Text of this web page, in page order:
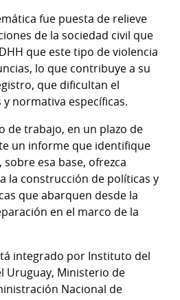
fue puesta de relieve
de la sociedad civil que
que este tipo de violencia
lo que contribuye a su
que dificultan el
normativa específicas.
de trabajo, en un plazo de
un informe que identifique
esa base, ofrezca
la construcción de políticas y
que abarquen desde la
en el marco de la
integrado por Instituto del
Uruguay, Ministerio de
Nacional de